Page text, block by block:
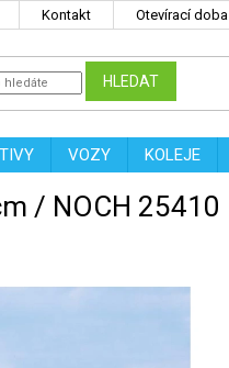
Kontakt Otevírací doba
HLEDAT
VOZY KOLEJE
/ NOCH 25410